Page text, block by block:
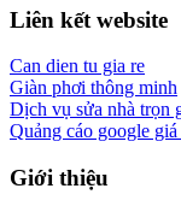
Liên kết website
Can dien tu gia re
Giàn phơi thông minh
Dịch vụ sửa nhà trọn
Quảng cáo google giá
Giới thiệu